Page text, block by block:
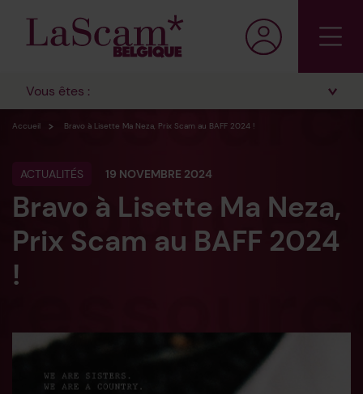
Vous êtes :
Accueil Bravo à Lisette Ma Neza, Prix Scam au BAFF 2024 !
ACTUALITÉS 19 NOVEMBRE 2024
Bravo à Lisette Ma Neza,
Prix Scam au BAFF 2024
!